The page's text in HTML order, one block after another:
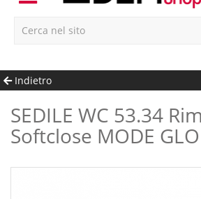
Indietro
SEDILE WC 53.34 Rimovibile E
Softclose MODE